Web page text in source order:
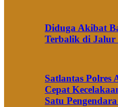
Diduga Akibat
Terbalik di Jalur
Satlantas Polres
Cepat
Satu